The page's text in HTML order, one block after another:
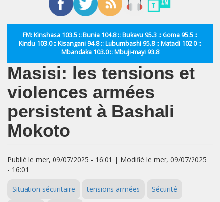
FM: Kinshasa 103.5 :: Bunia 104.8 :: Bukavu 95.3 :: Goma 95.5 ::
Kindu 103.0 :: Kisangani 94.8 :: Lubumbashi 95.8 :: Matadi 102.0 ::
Mbandaka 103.0 :: Mbuji-mayi 93.8
Masisi: les tensions et
violences armées
persistent à Bashali
Mokoto
Publié le mer, 09/07/2025 - 16:01 | Modifié le mer, 09/07/2025
- 16:01
Situation sécuritaire tensions armées Sécurité